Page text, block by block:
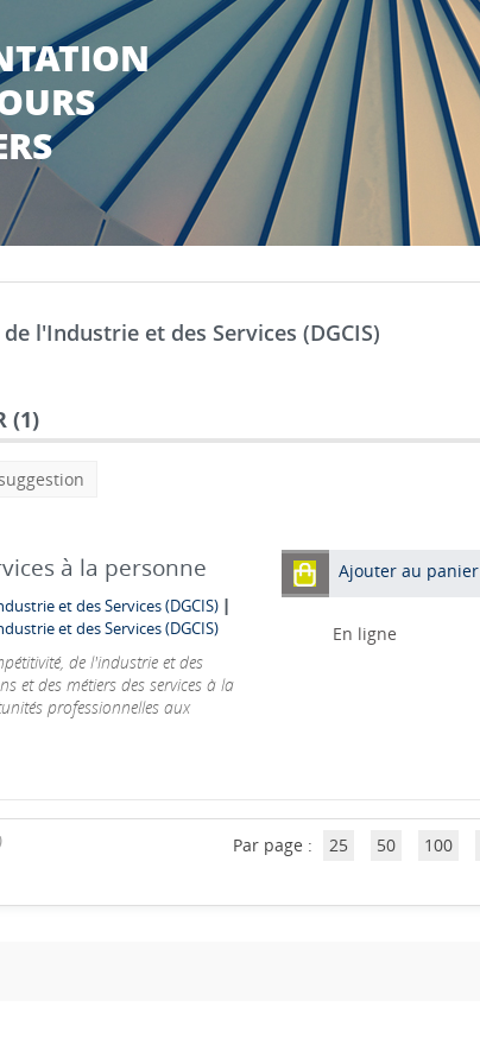
l'Industrie et des Services (DGCIS)
(1)
à la personne
et des Services (DGCIS) |
et des Services (DGCIS)
de l'industrie et des
et des métiers des services à la
professionnelles aux
Ajouter au panier
En ligne
Par page : 25 50 100